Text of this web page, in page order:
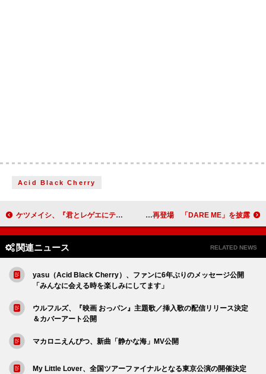
Acid Black Cherry
ケツメイシ、『君とレゲエにテキられて / 海岸線サイダー』サブスク＆DL特典を発表 IVE、＜THE FIRST TAKE＞に再登場 「DARE ME」を披露
関連ニュース RELATED NEWS
yasu（Acid Black Cherry）、ファンに6年ぶりのメッセージ公開
「みんなに会える時を楽しみにしてます」
ウルフルズ、『映画 おっパン』主題歌／挿入歌の配信リリース決定
＆カバーアート公開
マカロニえんぴつ、新曲「静かな海」MV公開
My Little Lover、全国ツアーファイナルとなる東京公演の開催決定